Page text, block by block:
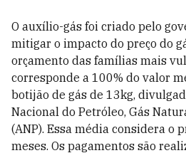
O auxílio-gás foi criado pelo
mitigar o impacto do preço do
orçamento das famílias mais
corresponde a 100% do valor
botijão de gás de 13kg,
Nacional do Petróleo, Gás
(ANP). Essa média considera o
meses. Os pagamentos são